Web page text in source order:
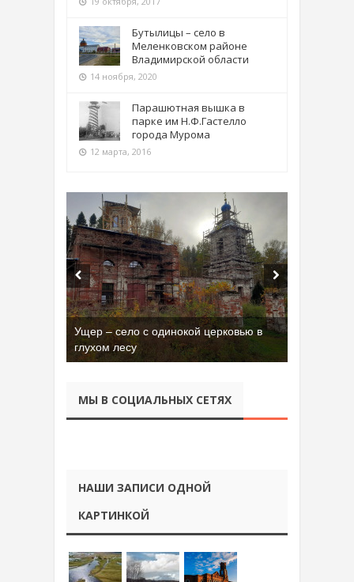
Бутылицы – село в
Меленковском районе
Владимирской области
14 ноября, 2020
Парашютная вышка в
парке им Н.Ф.Гастелло
города Мурома
12 марта, 2016
Ущер – село с одинокой церковью в
глухом лесу
МЫ В СОЦИАЛЬНЫХ СЕТЯХ
НАШИ ЗАПИСИ ОДНОЙ
КАРТИНКОЙ